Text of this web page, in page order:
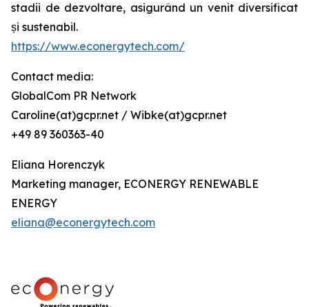
stadii de dezvoltare, asigurând un venit diversificat
și sustenabil.
https://www.econergytech.com/
Contact media:
GlobalCom PR Network
Caroline(at)gcpr.net / Wibke(at)gcpr.net
+49 89 360363-40
Eliana Horenczyk
Marketing manager, ECONERGY RENEWABLE
ENERGY
eliana@econergytech.com